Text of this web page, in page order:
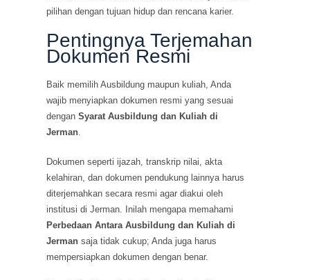
pilihan dengan tujuan hidup dan rencana karier.
Pentingnya Terjemahan
Dokumen Resmi
Baik memilih Ausbildung maupun kuliah, Anda
wajib menyiapkan dokumen resmi yang sesuai
denganSyarat Ausbildung dan Kuliah di
Jerman.
Dokumen seperti ijazah, transkrip nilai, akta
kelahiran, dan dokumen pendukung lainnya harus
diterjemahkan secara resmi agar diakui oleh
institusi di Jerman. Inilah mengapa memahami
Perbedaan Antara Ausbildung dan Kuliah di
Jerman saja tidak cukup; Anda juga harus
mempersiapkan dokumen dengan benar.